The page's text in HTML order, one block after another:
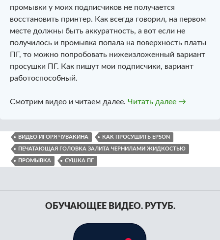
промывки у моих подписчиков не получается
восстановить принтер. Как всегда говорил, на первом
месте должны быть аккуратность, а вот если не
получилось и промывка попала на поверхность платы
ПГ, то можно попробовать нижеизложенный вариант
просушки ПГ. Как пишут мои подписчики, вариант
работоспособный.
Смотрим видео и читаем далее. Читать далее Сушим ПГ.
→
ВИДЕО ИГОРЯ ЧУВАКИНА КАК ПРОСУШИТЬ EPSON
ПЕЧАТАЮЩАЯ ГОЛОВКА ЗАЛИТА ЧЕРНИЛАМИ ЖИДКОСТЬЮ
ПРОМЫВКА СУШКА ПГ
ОБУЧАЮЩЕЕ ВИДЕО. РУТУБ.